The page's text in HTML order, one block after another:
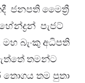
ජනපති මෛත්‍රී
පැජට්
බැංකු අධිපති
තමන්ට
තම පුතා